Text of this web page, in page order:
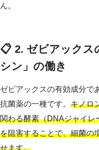
ん。
📋 2. ゼビアックス
シン」の働き
ゼビアックスの有効成分で
抗菌薬の一種です。 キノロ
関わる酵素（DNAジャイレ
を阻害することで、細菌の
せます。